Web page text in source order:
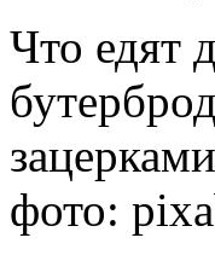
Что едят
фото: